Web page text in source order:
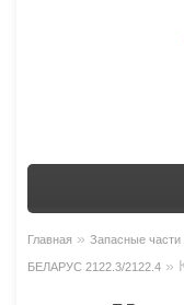
Главная » Запасные части
БЕЛАРУС 2122.3/2122.4 »